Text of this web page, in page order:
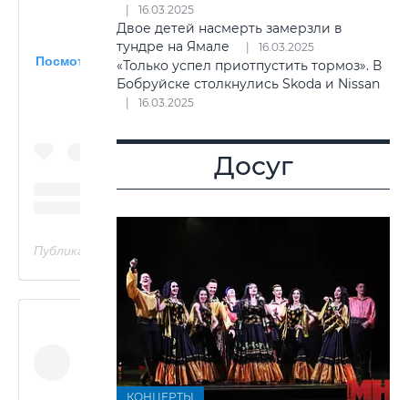
Посмотреть эту публикацию в Instagram
16.03.2025
Двое детей насмерть замерзли в
тундре на Ямале
16.03.2025
«Только успел приотпустить тормоз». В
Бобруйске столкнулись Skoda и Nissan
16.03.2025
Досуг
КОНЦЕРТЫ